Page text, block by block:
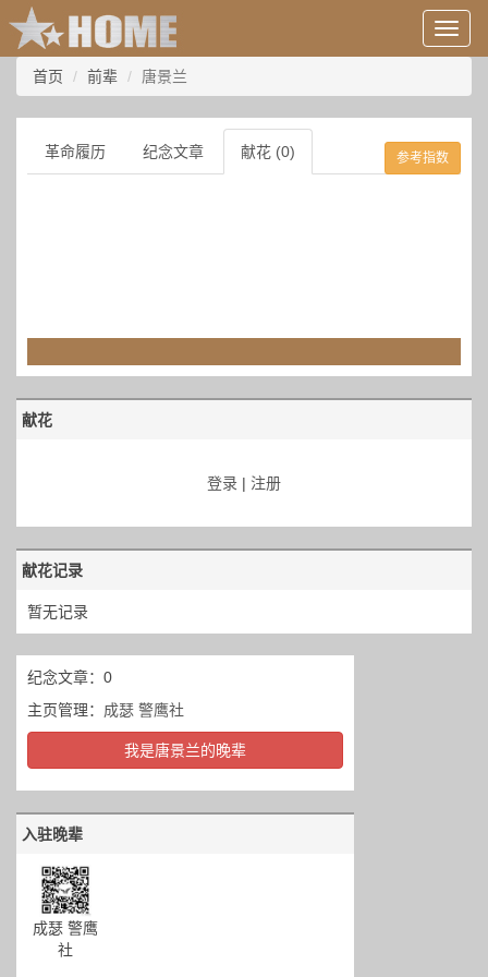
用
户
息/
登
录
等
首页 前辈 唐景兰
革命履历 纪念文章 献花 (0) 参考指数
献花
登录 | 注册
献花记录
暂无记录
纪念文章：0
主页管理： 成瑟 警鹰社
我是唐景兰的晚辈
入驻晚辈
成瑟 警鹰
社